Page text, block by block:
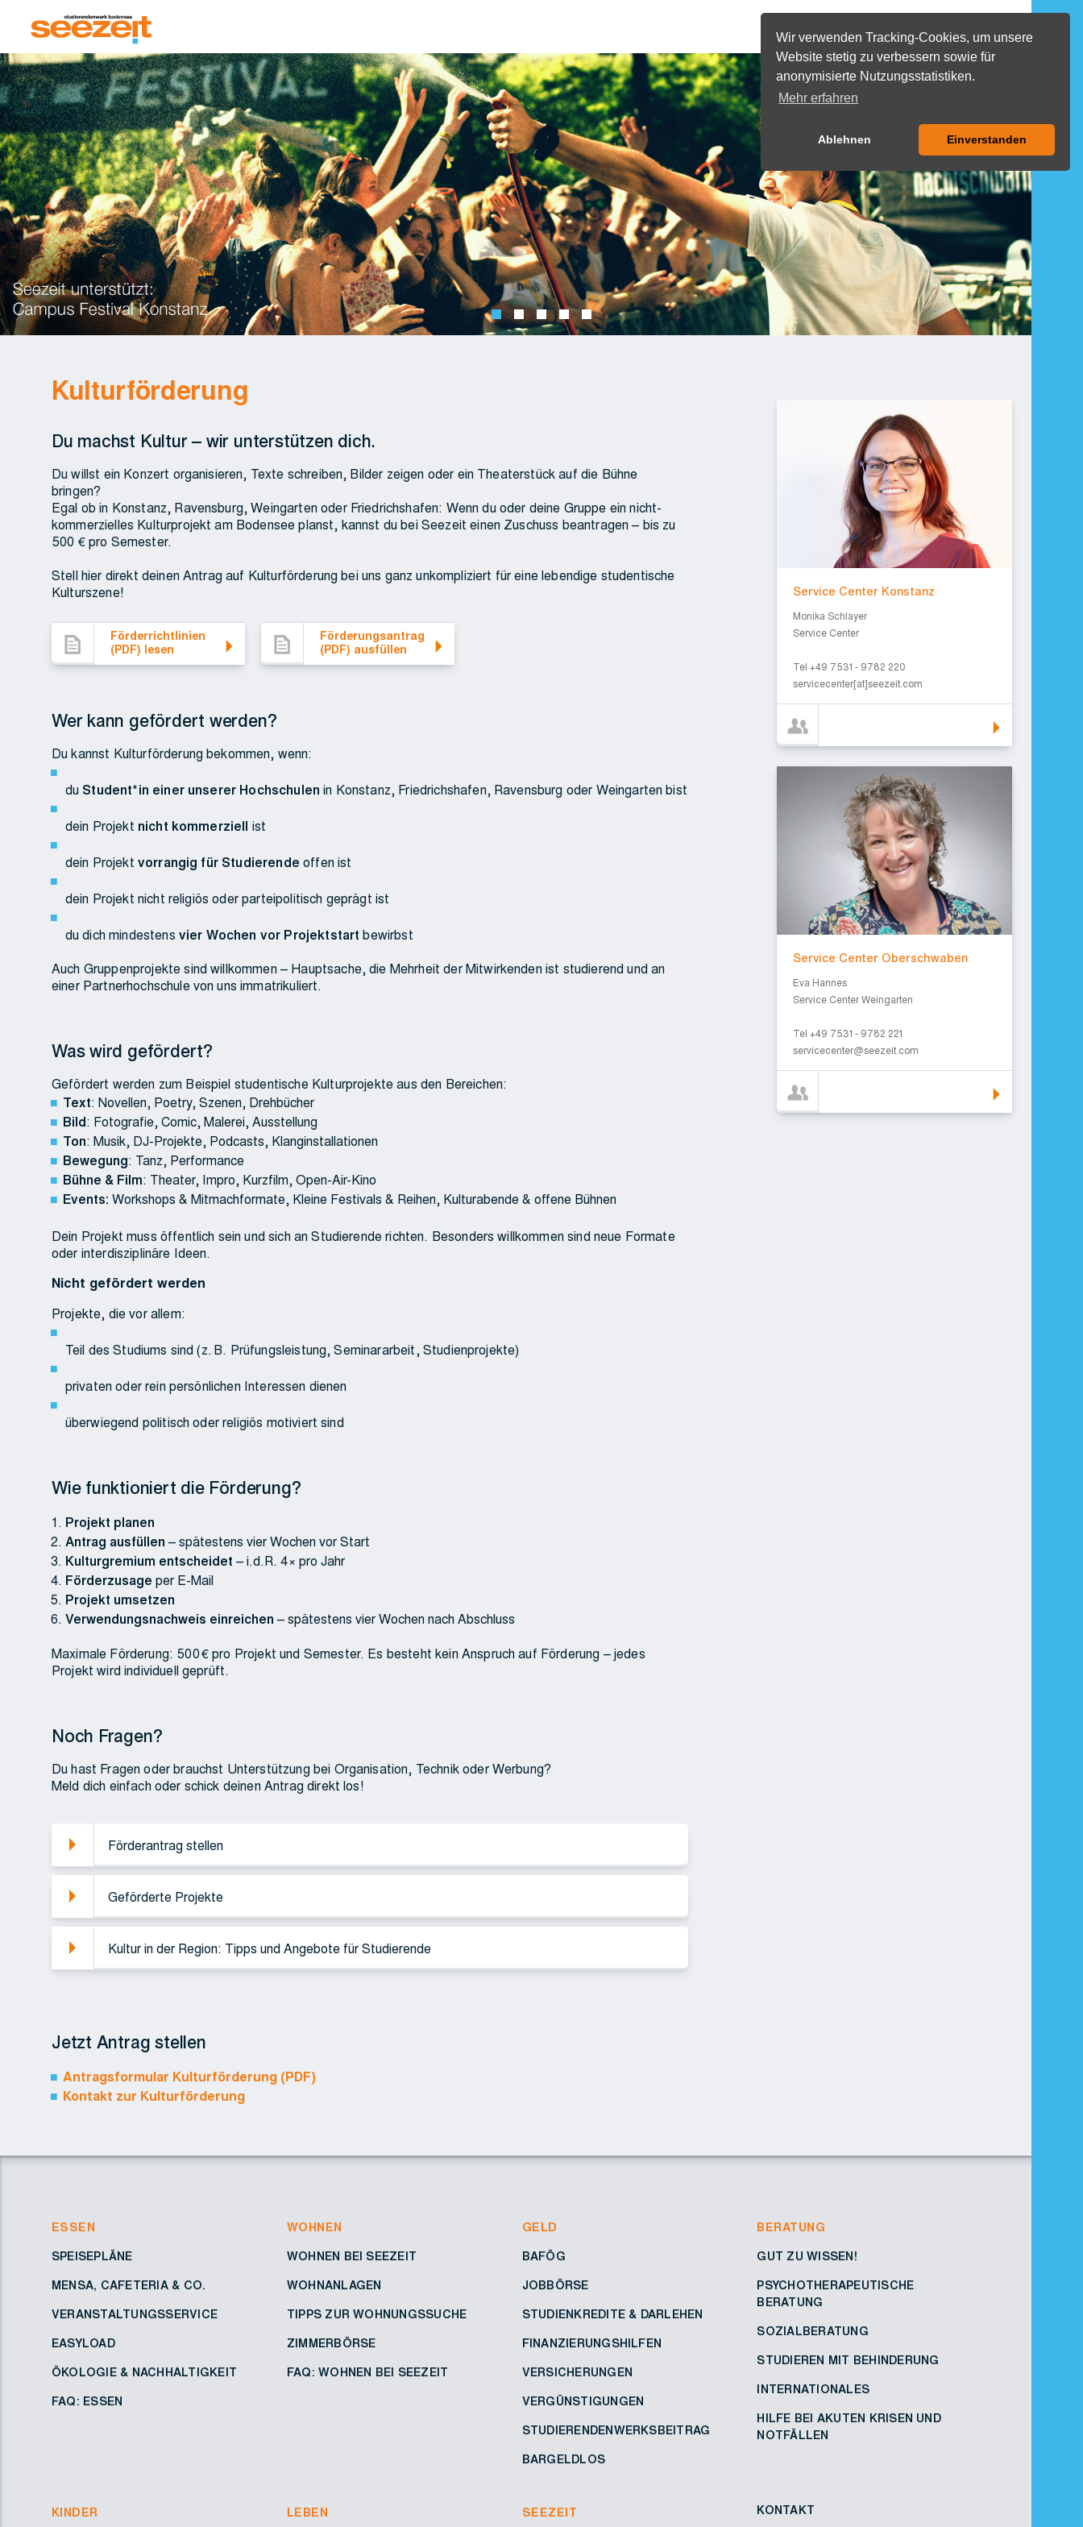
Wir verwenden Tracking-Cookies, um unsere
Website stetig zu verbessern sowie für
anonymisierte Nutzungsstatistiken.
Mehr erfahren
Ablehnen Einverstanden
Kulturförderung
Du machst Kultur – wir unterstützen dich.
Du willst ein Konzert organisieren, Texte schreiben, Bilder zeigen oder ein Theaterstück auf die Bühne
bringen?
Egal ob in Konstanz, Ravensburg, Weingarten oder Friedrichshafen: Wenn du oder deine Gruppe ein nicht-
kommerzielles Kulturprojekt am Bodensee planst, kannst du bei Seezeit einen Zuschuss beantragen – bis zu
500 € pro Semester.
Stell hier direkt deinen Antrag auf Kulturförderung bei uns ganz unkompliziert für eine lebendige studentische
Kulturszene!
Förderrichtlinien (PDF) lesen
Förderrichtlinien
(PDF) lesen
Förderungsantrag (PDF) ausfüllen
Förderungsantrag
(PDF) ausfüllen
Wer kann gefördert werden?
Du kannst Kulturförderung bekommen, wenn:
du Student*in einer unserer Hochschulen in Konstanz, Friedrichshafen, Ravensburg oder Weingarten bist
dein Projekt nicht kommerziell ist
dein Projekt vorrangig für Studierende offen ist
dein Projekt nicht religiös oder parteipolitisch geprägt ist
du dich mindestens vier Wochen vor Projektstart bewirbst
Auch Gruppenprojekte sind willkommen – Hauptsache, die Mehrheit der Mitwirkenden ist studierend und an
einer Partnerhochschule von uns immatrikuliert.
Was wird gefördert?
Gefördert werden zum Beispiel studentische Kulturprojekte aus den Bereichen:
Text: Novellen, Poetry, Szenen, Drehbücher
Bild : Fotografie, Comic, Malerei, Ausstellung
Ton: Musik, DJ-Projekte, Podcasts, Klanginstallationen
Bewegung: Tanz, Performance
Bühne & Film: Theater, Impro, Kurzfilm, Open-Air-Kino
Events: Workshops & Mitmachformate, Kleine Festivals & Reihen, Kulturabende & offene Bühnen
Dein Projekt muss öffentlich sein und sich an Studierende richten. Besonders willkommen sind neue Formate
oder interdisziplinäre Ideen.
Nicht gefördert werden
Projekte, die vor allem:
Teil des Studiums sind (z. B. Prüfungsleistung, Seminararbeit, Studienprojekte)
privaten oder rein persönlichen Interessen dienen
überwiegend politisch oder religiös motiviert sind
Wie funktioniert die Förderung?
Projekt planen
Antrag ausfüllen – spätestens vier Wochen vor Start
Kulturgremium entscheidet – i.d.R. 4× pro Jahr
Förderzusage per E-Mail
Projekt umsetzen
Verwendungsnachweis einreichen – spätestens vier Wochen nach Abschluss
Maximale Förderung: 500 € pro Projekt und Semester. Es besteht kein Anspruch auf Förderung – jedes
Projekt wird individuell geprüft.
Noch Fragen?
Du hast Fragen oder brauchst Unterstützung bei Organisation, Technik oder Werbung?
Meld dich einfach oder schick deinen Antrag direkt los!
Förderantrag stellen
Geförderte Projekte
Kultur in der Region: Tipps und Angebote für Studierende
Service Center Konstanz
Monika Schlayer
Service Center
Tel +49 7531 - 9782 220
servicecenter[at]seezeit.com
Service Center Oberschwaben
Service Center Oberschwaben
Eva Hannes
Service Center Weingarten
Tel +49 7531 - 9782 221
servicecenter@seezeit.com
Jetzt Antrag stellen
Antragsformular Kulturförderung (PDF)
Kontakt zur Kulturförderung
ESSEN
SPEISEPLÄNE
MENSA, CAFETERIA & CO.
VERANSTALTUNGSSERVICE
EASYLOAD
ÖKOLOGIE & NACHHALTIGKEIT
FAQ: ESSEN
WOHNEN
WOHNEN BEI SEEZEIT
WOHNANLAGEN
TIPPS ZUR WOHNUNGSSUCHE
ZIMMERBÖRSE
FAQ: WOHNEN BEI SEEZEIT
GELD
BAFÖG
JOBBÖRSE
STUDIENKREDITE & DARLEHEN
FINANZIERUNGSHILFEN
VERSICHERUNGEN
VERGÜNSTIGUNGEN
STUDIERENDENWERKSBEITRAG
BARGELDLOS
BERATUNG
GUT ZU WISSEN!
PSYCHOTHERAPEUTISCHE
BERATUNG
SOZIALBERATUNG
STUDIEREN MIT BEHINDERUNG
INTERNATIONALES
HILFE BEI AKUTEN KRISEN UND
NOTFÄLLEN
KINDER LEBEN SEEZEIT KONTAKT